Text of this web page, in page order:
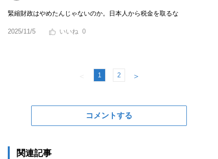
緊縮財政はやめたんじゃないのか。日本人から税金を取るな
2025/11/5 0
＜ 1 2 ＞
コメントする
関連記事